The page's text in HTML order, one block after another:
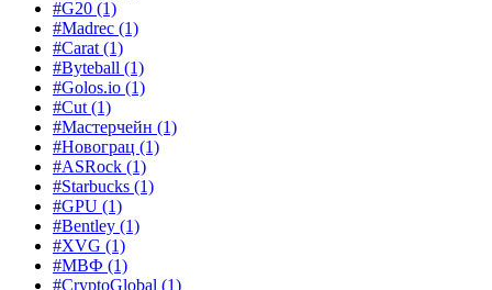
#G20 (1)
#Madrec (1)
#Carat (1)
#Byteball (1)
#Golos.io (1)
#Cut (1)
#Мастерчейн (1)
#Новограц (1)
#ASRock (1)
#Starbucks (1)
#GPU (1)
#Bentley (1)
#XVG (1)
#МВФ (1)
#CryptoGlobal (1)